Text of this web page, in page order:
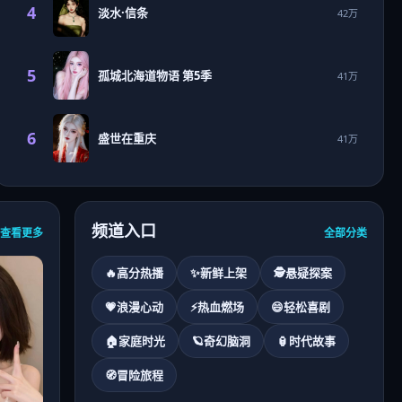
4 淡水·信条 42万
5 孤城北海道物语 第5季 41万
6 盛世在重庆 41万
查看更多 频道入口 全部分类
🔥高分热播 ✨新鲜上架 🕵悬疑探案
💗浪漫心动 ⚡热血燃场 😄轻松喜剧
🏠家庭时光 🪐奇幻脑洞 🏮 时代故事
🧭冒险旅程